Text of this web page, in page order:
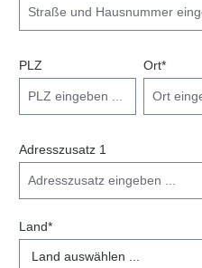
PLZ Ort*
Adresszusatz 1
Land*